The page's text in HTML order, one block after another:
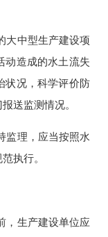
中型生产建设项
动造成的水土流失
状况，科学评价防
送监测情况。
理，应当按照水
执行。
生产建设单位应